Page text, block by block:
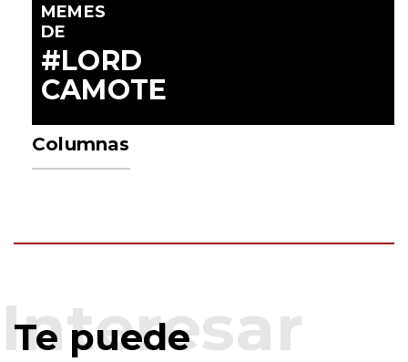
MEMES
DE
#LORD
CAMOTE
Columnas
Te puede